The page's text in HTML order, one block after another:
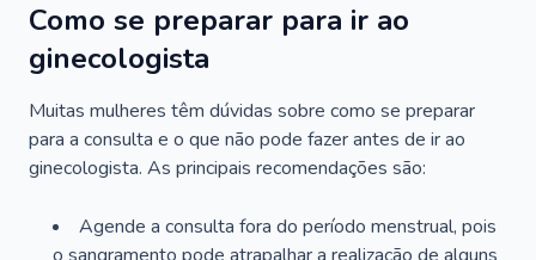
Como se preparar para ir ao
ginecologista
Muitas mulheres têm dúvidas sobre como se preparar
para a consulta e o que não pode fazer antes de ir ao
ginecologista. As principais recomendações são:
Agende a consulta fora do período menstrual, pois